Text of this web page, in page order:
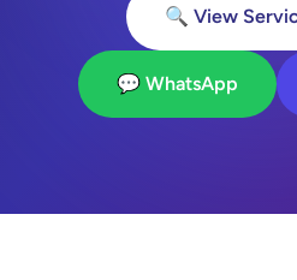
🔍 View
💬 WhatsApp